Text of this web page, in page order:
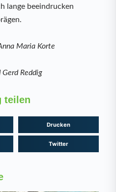
lange beeindrucken
Maria Korte
Reddig
teilen
Drucken
Twitter